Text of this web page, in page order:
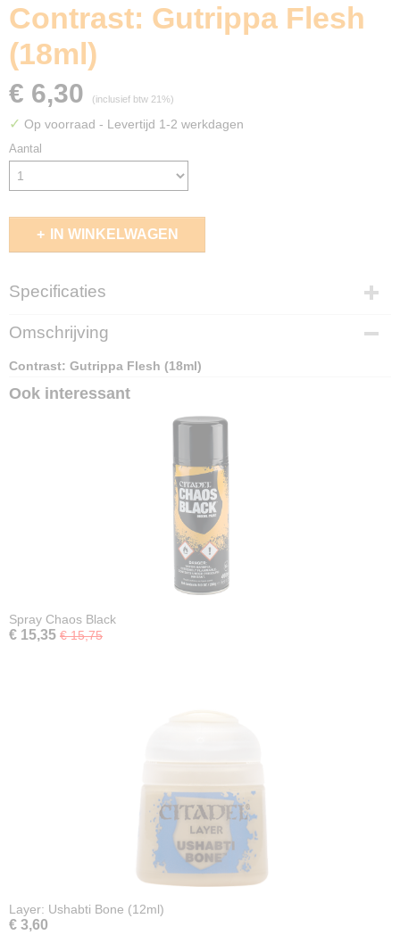
Contrast: Gutrippa Flesh
(18ml)
€ 6,30 (inclusief btw 21%)
✓ Op voorraad - Levertijd 1-2 werkdagen
Aantal
IN WINKELWAGEN
Specificaties
EAN code
5011921145072
Omschrijving
Contrast: Gutrippa Flesh (18ml)
Ook interessant
Spray Chaos Black
€ 15,35 € 15,75
Layer: Ushabti Bone (12ml)
€ 3,60